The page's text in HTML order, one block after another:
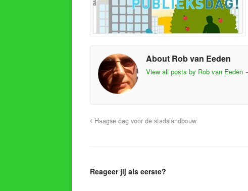
About Rob van Eeden
View all posts by Rob van Eeden
Haagse dag voor de stadslandbouw
Reageer jij als eerste?